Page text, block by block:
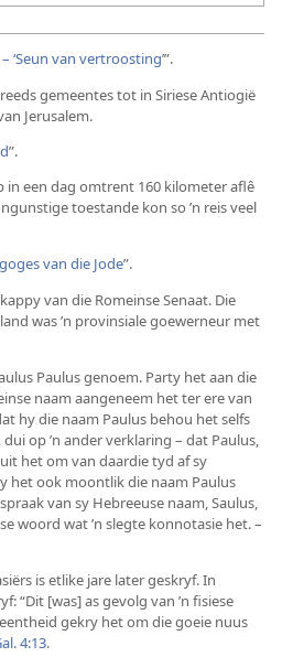
‘Seun van vertroosting’”.
gemeentes tot in Siriese Antiogië
Jerusalem.
”.
in een dag omtrent 160 kilometer aflê
toestande kon so ’n reis veel
van die Jode”.
van die Romeinse Senaat. Die
was ’n provinsiale goewerneur met
Paulus genoem. Party het aan die
naam aangeneem het ter ere van
hy die naam Paulus behou het selfs
op ’n ander verklaring – dat Paulus,
het om van daardie tyd af sy
het ook moontlik die naam Paulus
van sy Hebreeuse naam, Saulus,
woord wat ’n slegte konnotasie het. –
is etlike jare later geskryf. In
“Dit [was] as gevolg van ’n fisiese
gekry het om die goeie nuus
4:13.